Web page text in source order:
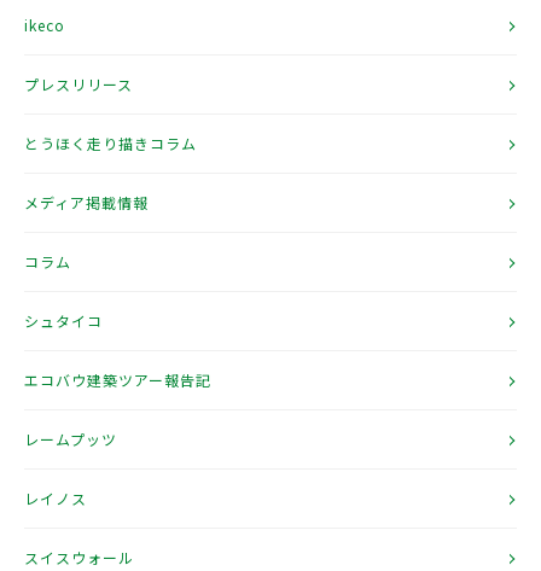
ikeco
プレスリリース
とうほく走り描きコラム
メディア掲載情報
コラム
シュタイコ
エコバウ建築ツアー報告記
レームプッツ
レイノス
スイスウォール